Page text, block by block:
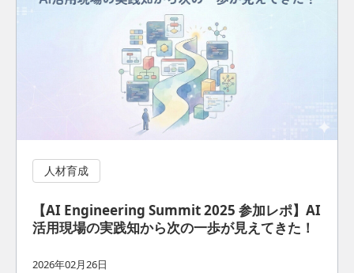
人材育成
【AI Engineering Summit 2025 参加レポ】AI
活用現場の実践知から次の一歩が見えてきた！
2026年02月26日